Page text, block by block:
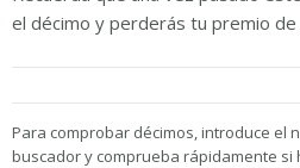
el décimo y perderás tu premio de
Para comprobar décimos, introduce el
buscador y comprueba rápidamente si